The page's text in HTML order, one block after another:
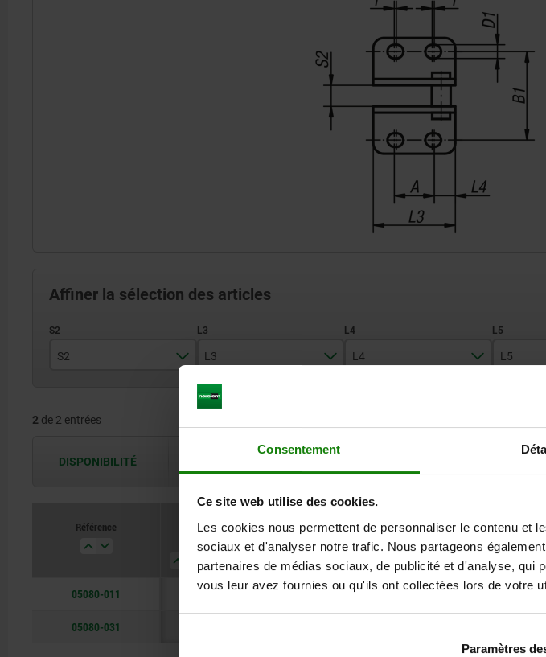
Consentement
Ce site web utilise des cookies.
Les cookies nous permettent de personnaliser le contenu et
sociaux et d'analyser notre trafic. Nous partageons
partenaires de médias sociaux, de publicité et d'analyse,
vous leur avez fournies ou qu'ils ont collectées lors de votre
Paramètres
Affiner la sélection des articles
S2
14
L3 L4 L5
2 de 2 entrées
DISPONIBILITÉ
Référence
L4 L5 L6
05080-011 39 10 7 55 42 23 16
05080-031